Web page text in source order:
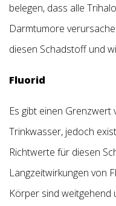
belegen, dass alle
Darmtumore
diesen Schadstoff und
Fluorid
Es gibt einen
Trinkwasser, jedoch
Richtwerte für diesen
Langzeitwirkungen von
Körper sind